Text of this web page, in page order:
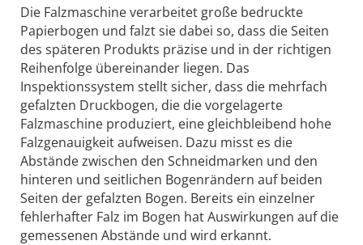
Die Falzmaschine verarbeitet große bedruckte
Papierbogen und falzt sie dabei so, dass die Seiten
des späteren Produkts präzise und in der richtigen
Reihenfolge übereinander liegen. Das
Inspektionssystem stellt sicher, dass die mehrfach
gefalzten Druckbogen, die die vorgelagerte
Falzmaschine produziert, eine gleichbleibend hohe
Falzgenauigkeit aufweisen. Dazu misst es die
Abstände zwischen den Schneidmarken und den
hinteren und seitlichen Bogenrändern auf beiden
Seiten der gefalzten Bogen. Bereits ein einzelner
fehlerhafter Falz im Bogen hat Auswirkungen auf die
gemessenen Abstände und wird erkannt.